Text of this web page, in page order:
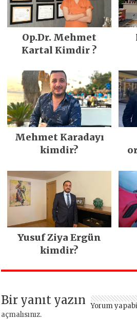
Op.Dr. Mehmet
Kartal Kimdir ?
Mehmet Karadayı
kimdir?
Yusuf Ziya Ergün
kimdir?
Bir yanıt yazın Yorum
açmalısınız.